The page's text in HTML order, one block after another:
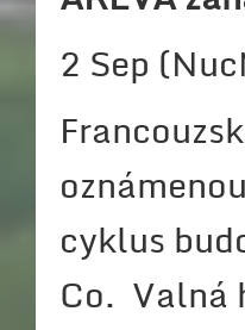
2 Sep
cyklus
Co. Valná